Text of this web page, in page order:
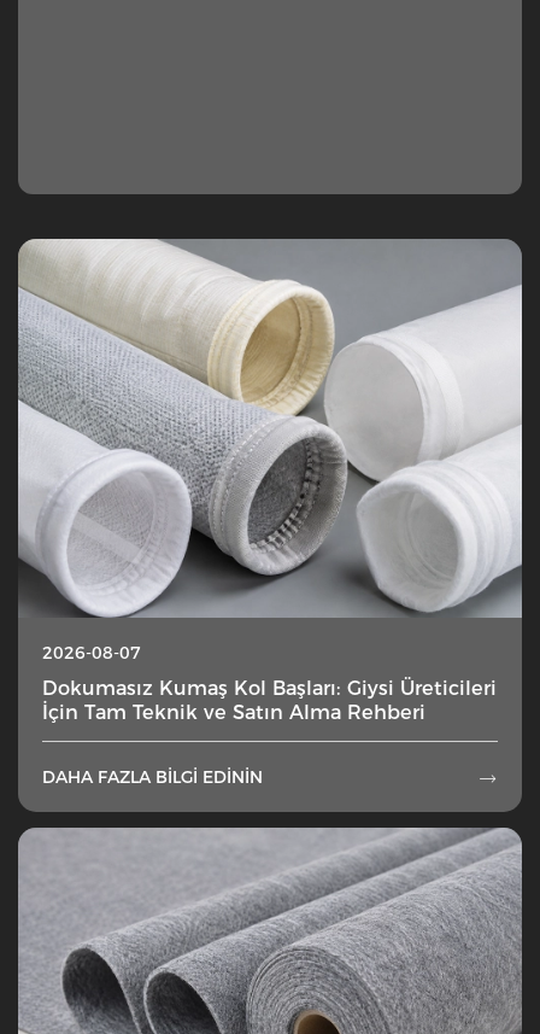
2026-08-07
Dokumasız Kumaş Kol Başları: Giysi Üreticileri
İçin Tam Teknik ve Satın Alma Rehberi
DAHA FAZLA BILGI EDININ 